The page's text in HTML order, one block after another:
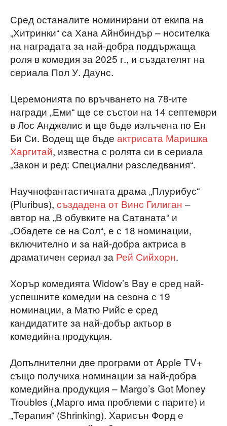
Сред останалите номинирани от екипа на
„Хитринки“ са Хана Айнбиндър – носителка
на наградата за най-добра поддържаща
роля в комедия за 2025 г., и създателят на
сериала Пол У. Даунс.
Церемонията по връчването на 78-ите
награди „Еми“ ще се състои на 14 септември
в Лос Анджелис и ще бъде излъчена по Ен
Би Си. Водещ ще бъде актрисата Маришка
Харгитай, известна с ролята си в сериала
„Закон и ред: Специални разследвания“.
Научнофантастичната драма „Плурибус“
(Pluribus), създадена от Винс Гилиган –
автор на „В обувките на Сатаната“ и
„Обадете се на Сол“, е с 18 номинации,
включително и за най-добра актриса в
драматичен сериал за Рей Сийхорн.
Хорър комедията Widow’s Bay е сред най-
успешните комедии на сезона с 19
номинации, а Матю Рийс е сред
кандидатите за най-добър актьор в
комедийна продукция.
Допълнителни две програми от Apple TV+
също получиха номинации за най-добра
комедийна продукция – Margo’s Got Money
Troubles („Марго има проблеми с парите) и
„Терапия“ (Shrinking). Харисън Форд е